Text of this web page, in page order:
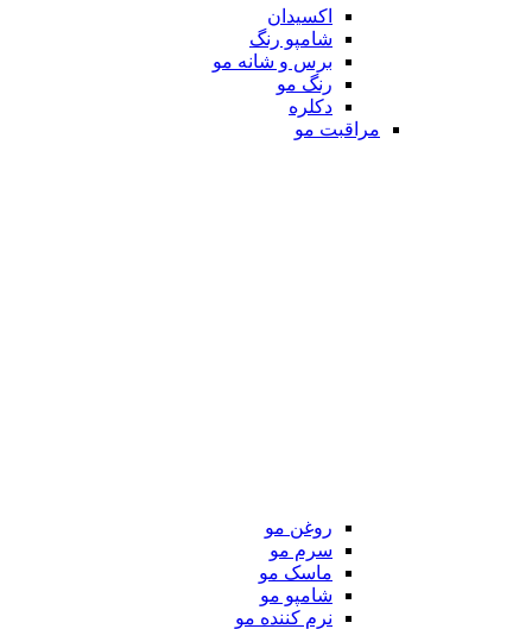
اکسیدان
شامپو رنگ
برس و شانه مو
رنگ مو
دکلره
مراقبت مو
روغن مو
سرم مو
ماسک مو
شامپو مو
نرم کننده مو